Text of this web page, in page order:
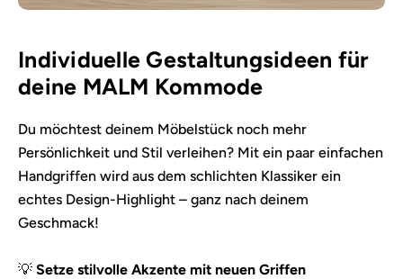
Individuelle Gestaltungsideen für
deine MALM Kommode
Du möchtest deinem Möbelstück noch mehr
Persönlichkeit und Stil verleihen? Mit ein paar einfachen
Handgriffen wird aus dem schlichten Klassiker ein
echtes Design-Highlight – ganz nach deinem
Geschmack!
💡 Setze stilvolle Akzente mit neuen Griffen